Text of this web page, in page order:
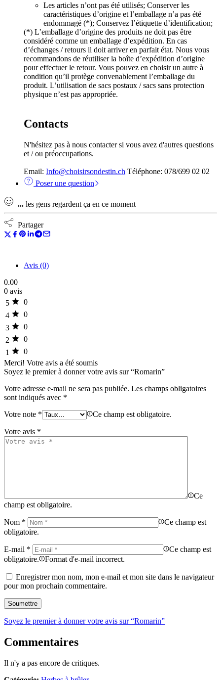
Les articles n’ont pas été utilisés; Conserver les
caractéristiques d’origine et l’emballage n’a pas été
endommagé (*); Conservez l’étiquette d’identification;
(*) L’emballage d’origine des produits ne doit pas être
considéré comme un emballage d’expédition. En cas
d’échanges / retours il doit arriver en parfait état. Nous vous
recommandons de réutiliser la boîte d’expédition d’origine
pour effectuer le retour. Vous pouvez en choisir un autre à
condition qu’il protège convenablement l’emballage du
produit. L’utilisation de sacs postaux / sacs sans protection
physique n’est pas appropriée.
Contacts
N'hésitez pas à nous contacter si vous avez d'autres questions
et / ou préoccupations.
Email: Info@choisirsondestin.ch Téléphone: 078/699 02 02
Poser une question
... les gens regardent ça en ce moment
Partager
Avis (0)
0.00
0 avis
5
0
4
0
3
0
2
0
1
0
Merci! Votre avis a été soumis
Soyez le premier à donner votre avis sur “Romarin”
Votre adresse e-mail ne sera pas publiée. Les champs obligatoires
sont indiqués avec *
Votre note * Ce champ est obligatoire.
Votre avis *
Ce
champ est obligatoire.
Nom *
Ce champ est
obligatoire.
E-mail *
Ce champ est
obligatoire.
Format d'e-mail incorrect.
Enregistrer mon nom, mon e-mail et mon site dans le navigateur
pour mon prochain commentaire.
Soyez le premier à donner votre avis sur “Romarin”
Commentaires
Il n'y a pas encore de critiques.